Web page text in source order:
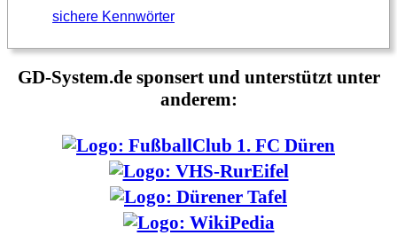
sichere Kennwörter
GD-System.de sponsert und unterstützt unter
anderem: